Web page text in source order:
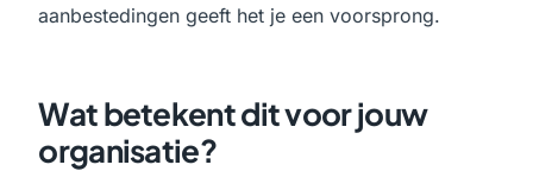
aanbestedingen geeft het je een voorsprong.
Wat betekent dit voor jouw
organisatie?